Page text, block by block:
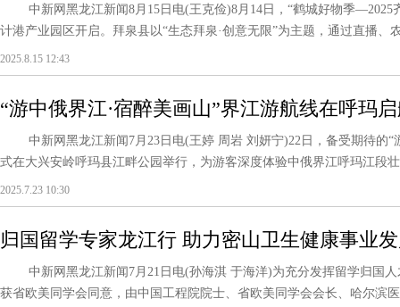
中新网黑龙江新闻8月15日电(王克俭)8月14日，“鹤城好物季—2025
计港产业园区开启。拜泉县以“生态拜泉·创意无限”为主题，通过直播、
2025.8.15 12:43
“游中俄界江·宿醉美画山”界江游航线在呼玛
中新网黑龙江新闻7月23日电(王婷 周岩 刘妍宁)22日，备受期待的“
式在大兴安岭呼玛县江畔公园举行，为游客深度体验中俄界江呼玛江段
2025.7.23 10:30
归国留学专家龙江行 助力密山卫生健康事业
中新网黑龙江新闻7月21日电(孙海淇 于海洋)为充分发挥留学归国人
获省欧美同学会同意，由中国工程院院士、省欧美同学会会长、哈尔滨